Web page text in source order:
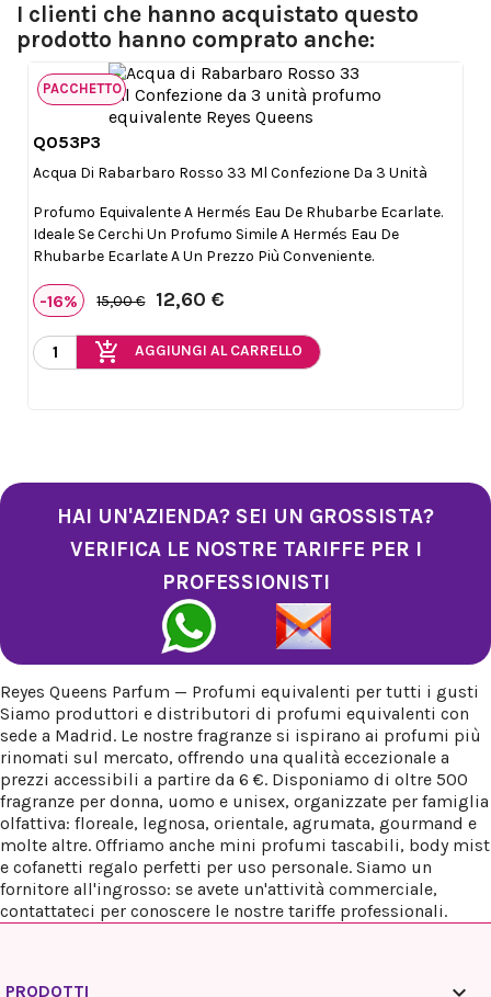
I clienti che hanno acquistato questo
prodotto hanno comprato anche:
Q053P3
Acqua Di Rabarbaro Rosso 33 Ml Confezione Da 3 Unità
Profumo Equivalente A Hermés Eau De Rhubarbe Ecarlate.
Ideale Se Cerchi Un Profumo Simile A Hermés Eau De
Rhubarbe Ecarlate A Un Prezzo Più Conveniente.
-16% 15,00 € 12,60 €
add_shopping_cart AGGIUNGI AL CARRELLO
PACCHETTO
HAI UN'AZIENDA? SEI UN GROSSISTA?
VERIFICA LE NOSTRE TARIFFE PER I
PROFESSIONISTI
Reyes Queens Parfum — Profumi equivalenti per tutti i gusti
Siamo produttori e distributori di profumi equivalenti con
sede a Madrid. Le nostre fragranze si ispirano ai profumi più
rinomati sul mercato, offrendo una qualità eccezionale a
prezzi accessibili a partire da 6 €. Disponiamo di oltre 500
fragranze per donna, uomo e unisex, organizzate per famiglia
olfattiva: floreale, legnosa, orientale, agrumata, gourmand e
molte altre. Offriamo anche mini profumi tascabili, body mist
e cofanetti regalo perfetti per uso personale. Siamo un
fornitore all'ingrosso: se avete un'attività commerciale,
contattateci per conoscere le nostre tariffe professionali.
PRODOTTI